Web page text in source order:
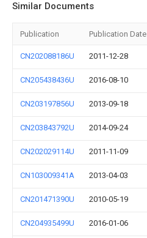
Similar Documents
Publication Publication Date
CN202088186U 2011-12-28
CN205438436U 2016-08-10
CN203197856U 2013-09-18
CN203843792U 2014-09-24
CN202029114U 2011-11-09
CN103009341A 2013-04-03
CN201471390U 2010-05-19
CN204935499U 2016-01-06